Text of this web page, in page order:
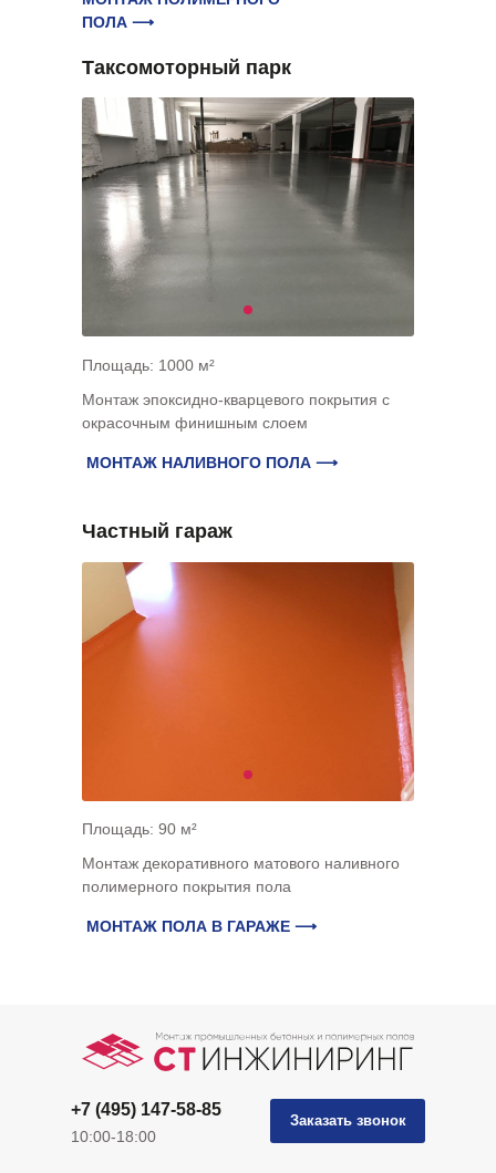
ПОЛА ⟶
Таксомоторный парк
Монтаж эпоксидно-кварцевого покрытия с
окрасочным финишным слоем
Площадь: 1000 м²
МОНТАЖ НАЛИВНОГО ПОЛА ⟶
Частный гараж
Монтаж декоративного матового наливного
полимерного покрытия пола
Площадь: 90 м²
МОНТАЖ ПОЛА В ГАРАЖЕ ⟶
+7 (495) 147-58-85
10:00-18:00
Заказать звонок